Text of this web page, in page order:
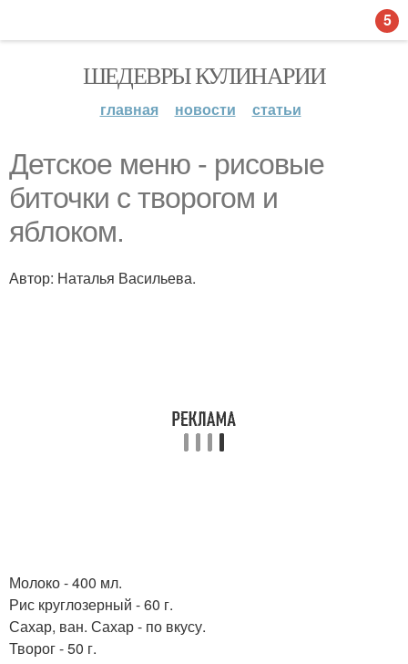
ШЕДЕВРЫ КУЛИНАРИИ
главная новости статьи
Детское меню - рисовые
биточки с творогом и
яблоком.
Автор: Наталья Васильева.
Молоко - 400 мл.
Рис круглозерный - 60 г.
Сахар, ван. Сахар - по вкусу.
Творог - 50 г.
5